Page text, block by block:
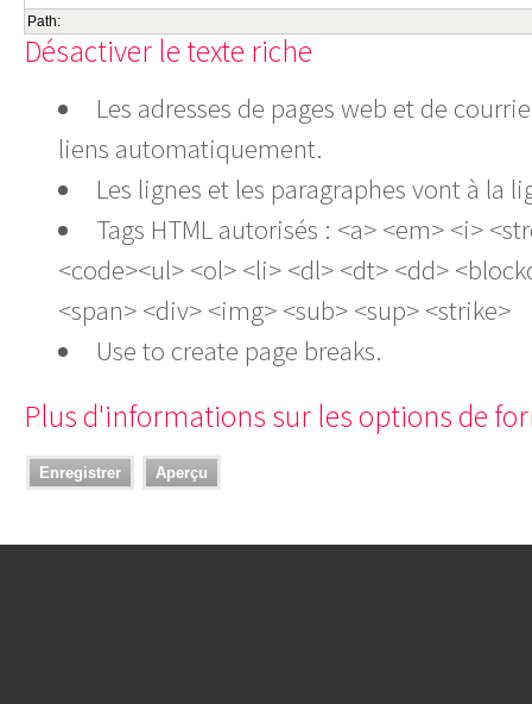
Path:
Désactiver le texte riche
Les adresses de pages web et de
liens automatiquement.
Les lignes et les paragraphes vont à la
Tags HTML autorisés : <a> <em> <i>
<code><ul> <ol> <li> <dl> <dt> <dd>
<span> <div> <img> <sub> <sup> <strike>
Use to create page breaks.
Plus d'informations sur les options de